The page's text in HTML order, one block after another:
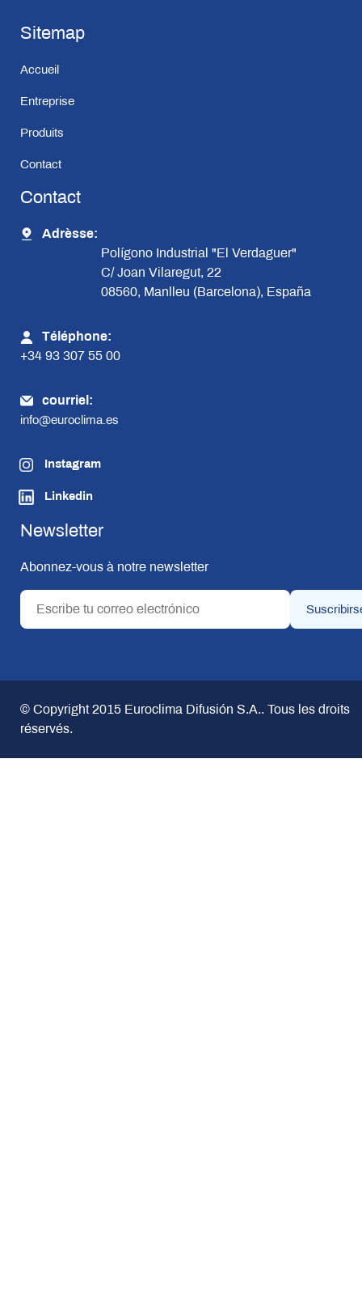
Sitemap
Accueil
Entreprise
Produits
Contact
Contact
Adrèsse:
Polígono Industrial "El Verdaguer"
C/ Joan Vilaregut, 22
08560, Manlleu (Barcelona), España
Téléphone:
+34 93 307 55 00
courriel:
info@euroclima.es
Instagram
Linkedin
Newsletter
Abonnez-vous à notre newsletter
© Copyright 2015Euroclima Difusión S.A.. Tous les droits
réservés.